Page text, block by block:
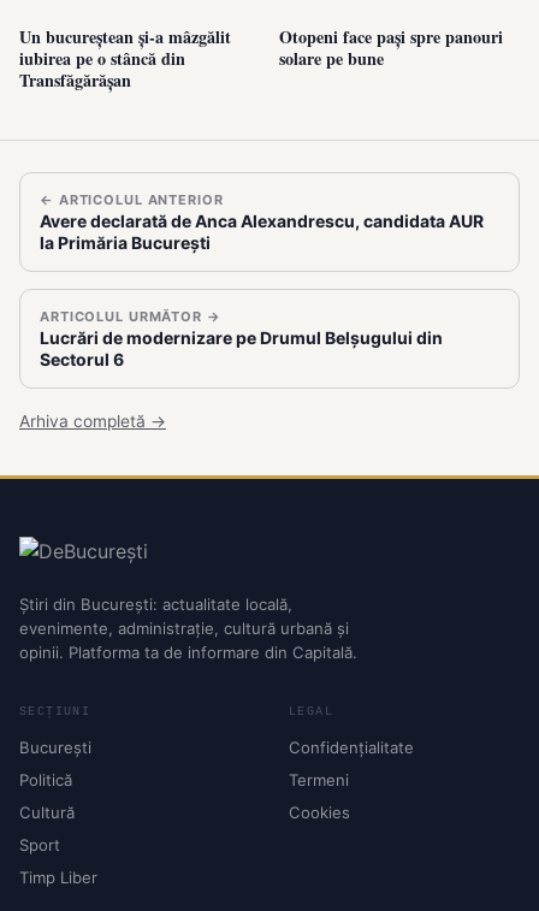
Un bucureștean și-a mâzgălit
iubirea pe o stâncă din
Transfăgărășan
Otopeni face pași spre panouri
solare pe bune
← ARTICOLUL ANTERIOR
Avere declarată de Anca Alexandrescu, candidata AUR
la Primăria București
ARTICOLUL URMĂTOR →
Lucrări de modernizare pe Drumul Belșugului din
Sectorul 6
Arhiva completă →
Știri din București: actualitate locală,
evenimente, administrație, cultură urbană și
opinii. Platforma ta de informare din Capitală.
SECȚIUNI
București
Politică
Cultură
Sport
Timp Liber
LEGAL
Confidențialitate
Termeni
Cookies